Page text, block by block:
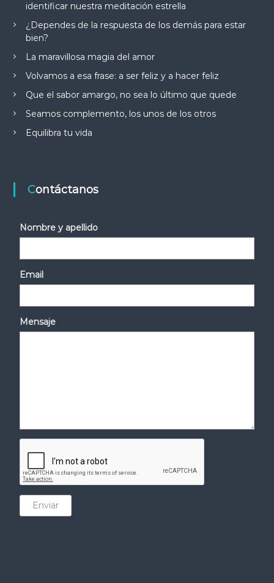
identificar nuestra meditación estrella
¿Dependes de la respuesta de los demás para estar
bien?
La maravillosa magia del amor
Volvamos a esa frase: a ser feliz y a hacer feliz
Que el sabor amargo, no sea lo último que quede
Seamos complemento, los unos de los otros
Equilibra tu vida
Contáctanos
Nombre y apellido
Email
Mensaje
Enviar